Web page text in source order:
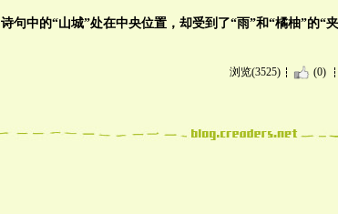
诗句中的“山城”处在中央位置，却受到了“雨”和“橘柚”的“夹
浏览(3525) (0)